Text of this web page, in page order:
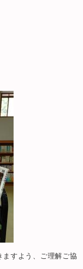
すよう、ご理解ご協